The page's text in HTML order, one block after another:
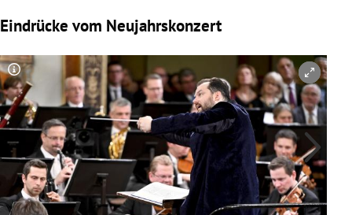
Eindrücke vom Neujahrskonzert
Copyright-Hinweis öffnen/schließen